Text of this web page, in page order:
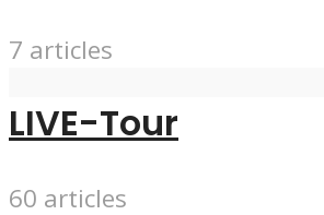
7 articles
LIVE-Tour
60 articles